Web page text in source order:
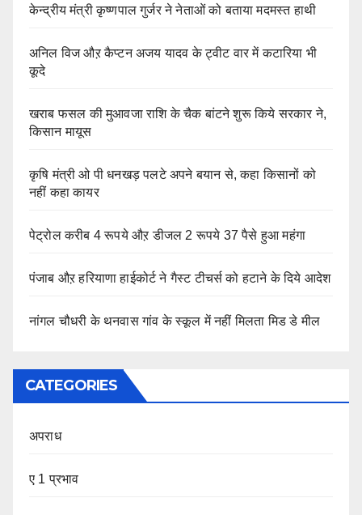
केन्द्रीय मंत्री कृष्णपाल गुर्जर ने नेताओं को बताया मदमस्त हाथी
अनिल विज औऱ कैप्टन अजय यादव के ट्वीट वार में कटारिया भी
कूदे
खराब फसल की मुआवजा राशि के चैक बांटने शुरू किये सरकार ने,
किसान मायूस
कृषि मंत्री ओ पी धनखड़ पलटे अपने बयान से, कहा किसानों को
नहीं कहा कायर
पेट्रोल करीब 4 रूपये औऱ डीजल 2 रूपये 37 पैसे हुआ महंगा
पंजाब औऱ हरियाणा हाईकोर्ट ने गैस्ट टीचर्स को हटाने के दिये आदेश
नांगल चौधरी के थनवास गांव के स्कूल में नहीं मिलता मिड डे मील
CATEGORIES
अपराध
ए 1 प्रभाव